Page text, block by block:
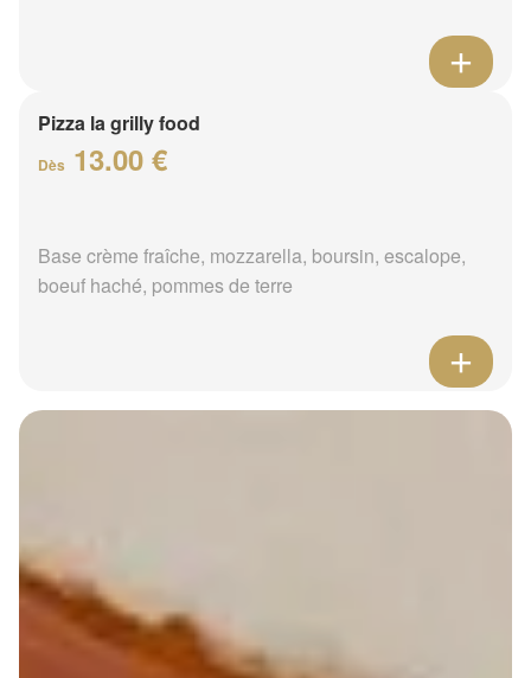
Pizza la grilly food
Dès 13.00 €
Base crème fraîche, mozzarella, boursin, escalope,
boeuf haché, pommes de terre